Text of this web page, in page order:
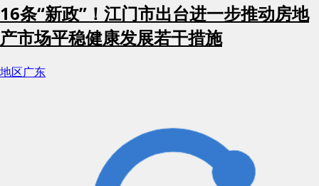
16条“新政”！江门市出台进一步推动房地
产市场平稳健康发展若干措施
地区广东